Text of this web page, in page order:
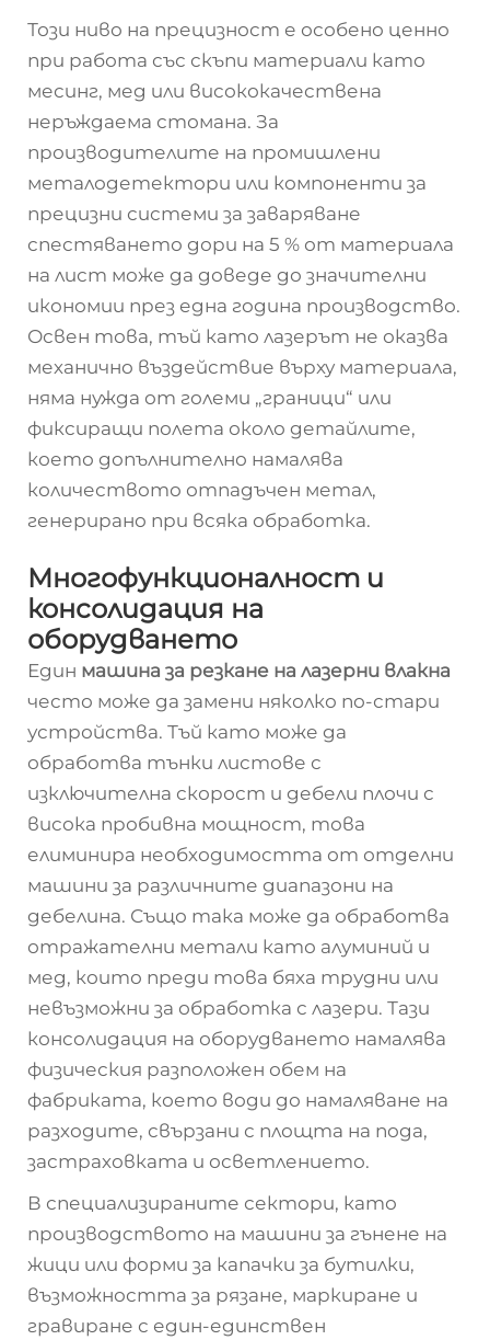
Този ниво на прецизност е особено ценно
при работа със скъпи материали като
месинг, мед или висококачествена
неръждаема стомана. За
производителите на промишлени
металодетектори или компоненти за
прецизни системи за заваряване
спестяването дори на 5 % от материала
на лист може да доведе до значителни
икономии през една година производство.
Освен това, тъй като лазерът не оказва
механично въздействие върху материала,
няма нужда от големи „граници“ или
фиксиращи полета около детайлите,
което допълнително намалява
количеството отпадъчен метал,
генерирано при всяка обработка.
Многофункционалност и
консолидация на
оборудването
Един машина за резкане на лазерни влакна
често може да замени няколко по-стари
устройства. Тъй като може да
обработва тънки листове с
изключителна скорост и дебели плочи с
висока пробивна мощност, това
елиминира необходимостта от отделни
машини за различните диапазони на
дебелина. Също така може да обработва
отражателни метали като алуминий и
мед, които преди това бяха трудни или
невъзможни за обработка с лазери. Тази
консолидация на оборудването намалява
физическия разположен обем на
фабриката, което води до намаляване на
разходите, свързани с площта на пода,
застраховката и осветлението.
В специализираните сектори, като
производството на машини за гънене на
жици или форми за капачки за бутилки,
възможността за рязане, маркиране и
гравиране с един-единствен